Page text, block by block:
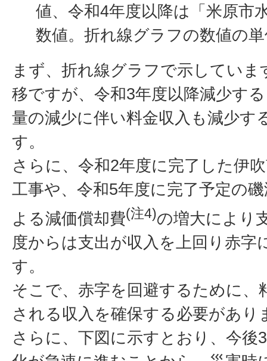
値、令和4年度以降は「米原市
数値。折れ線グラフの数値の
まず、折れ線グラフで示していま
移ですが、令和3年度以降減少す
量の減少に伴い料金収入も減少す
す。
さらに、令和2年度に完了した伊
工事や、令和5年度に完了予定の
よる減価償却費(注4)の増大により
度からは支出が収入を上回り赤字
す。
そこで、赤字を回避するために、
される収入を確保する必要があり
さらに、下図に示すとおり、今後